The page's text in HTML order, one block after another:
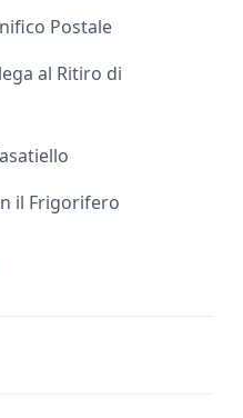
Postale
al Ritiro di
il Frigorifero